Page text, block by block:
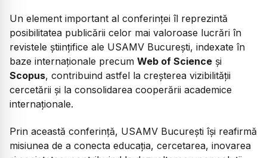
Un element important al conferinței îl reprezintă
posibilitatea publicării celor mai valoroase lucrări în
revistele științifice ale USAMV București, indexate în
baze internaționale precum Web of Science și
Scopus, contribuind astfel la creșterea vizibilității
cercetării și la consolidarea cooperării academice
internaționale.
Prin această conferință, USAMV București își reafirmă
misiunea de a conecta educația, cercetarea, inovarea